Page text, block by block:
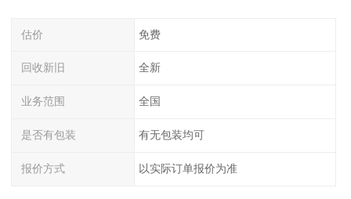
估价 免费
回收新旧 全新
业务范围 全国
是否有包装 有无包装均可
报价方式 以实际订单报价为准